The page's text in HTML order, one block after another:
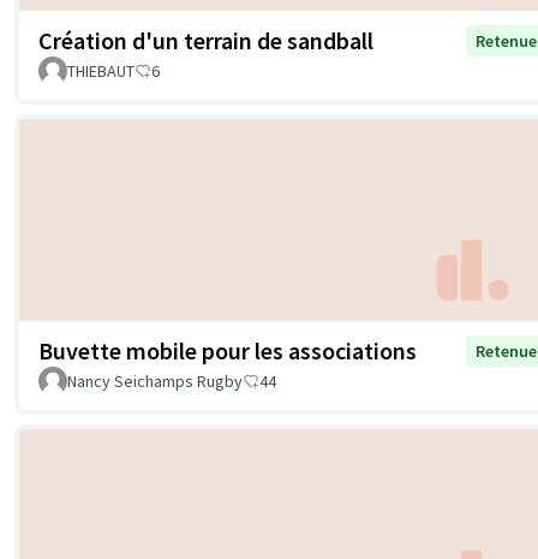
Création d'un terrain de sandball
Retenue
THIEBAUT
6
Buvette mobile pour les associations
Retenue
Nancy Seichamps Rugby
44